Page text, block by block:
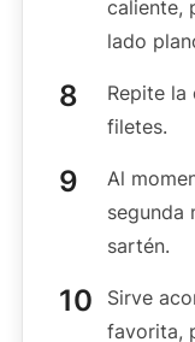
caliente,
lado
Repite la
filetes.
Al
segunda
sartén.
Sirve
favorita,